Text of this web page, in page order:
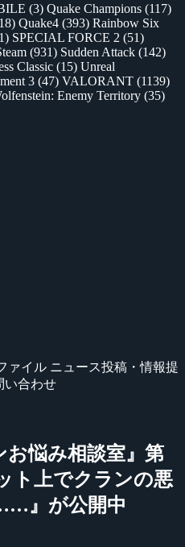
(3) Quake Champions (117)
Quake4 (393) Rainbow Six
SPECIAL FORCE 2 (51)
(931) Sudden Attack (142)
Classic (15) Unreal
3 (47) VALORANT (1139)
Enemy Territory (35)
ァイル ニュース投稿・情報提
い合わせ
お悩み相談室』第
ト上でクランの悪
』が公開中